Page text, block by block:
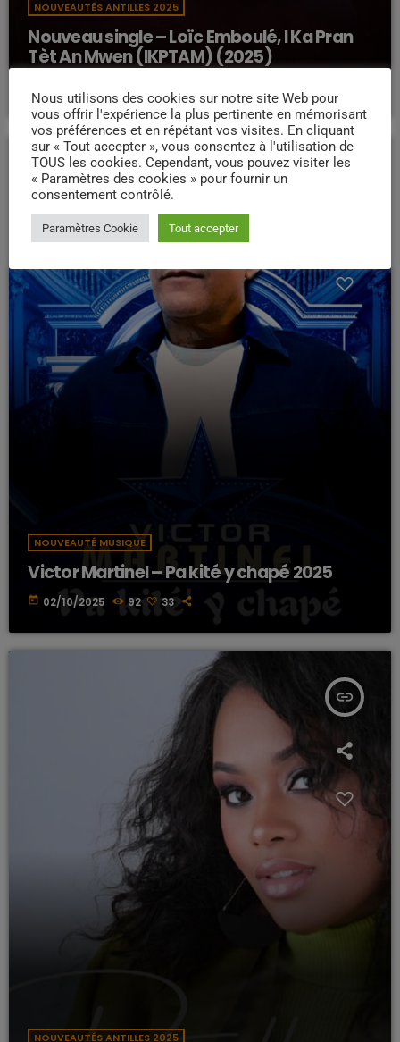
NOUVEAUTÉS ANTILLES 2025
Nouveau single – Loïc Emboulé, I Ka Pran
Tèt An Mwen (IKPTAM) (2025)
NOUVEAUTÉ MUSIQUE
Victor Martinel – Pa kité y chapé 2025
today 02/10/2025 92 33
insert_link
NOUVEAUTÉS ANTILLES 2025
Nous utilisons des cookies sur notre site Web pour
vous offrir l'expérience la plus pertinente en mémorisant
vos préférences et en répétant vos visites. En cliquant
sur « Tout accepter », vous consentez à l'utilisation de
TOUS les cookies. Cependant, vous pouvez visiter les
« Paramètres des cookies » pour fournir un
consentement contrôlé.
Paramètres Cookie Tout accepter